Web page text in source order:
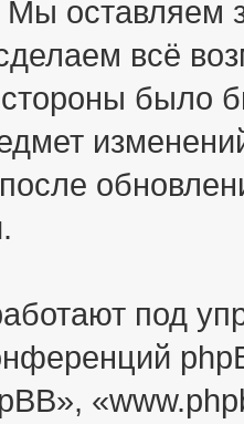
оставляем
всё
было
под